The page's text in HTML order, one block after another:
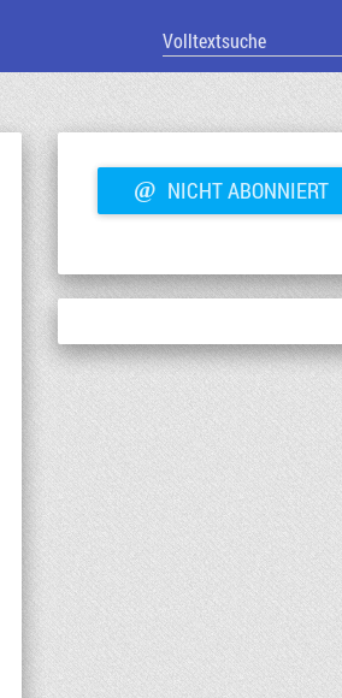
@ NICHT ABONNIERT